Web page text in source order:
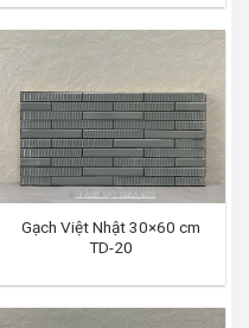
Gạch Việt Nhật 30×60 cm
TD-20